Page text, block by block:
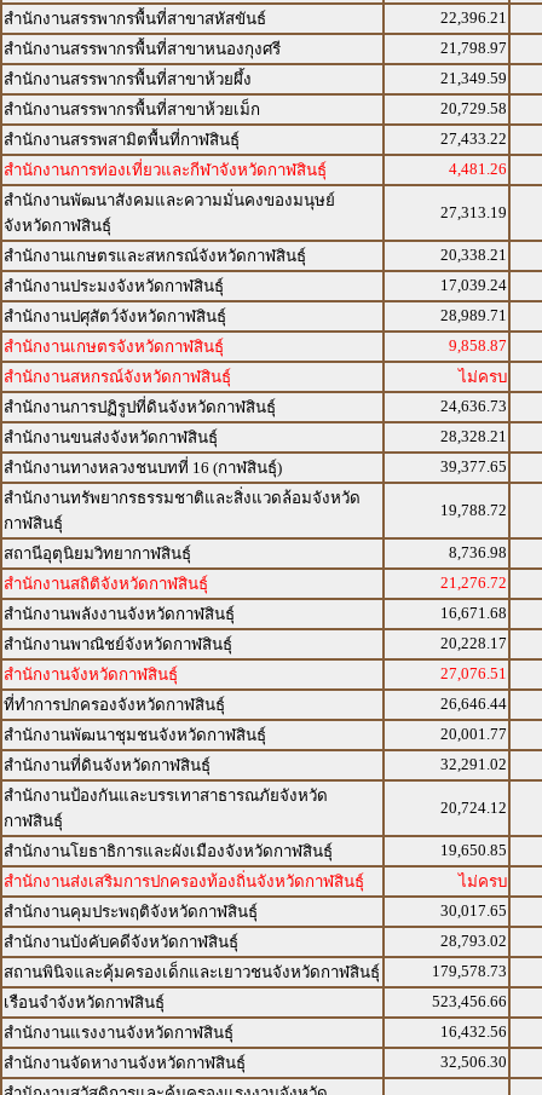
สำนักงานสรรพากรพื้นที่สาขาสหัสขันธ์
22,396.21
สำนักงานสรรพากรพื้นที่สาขาหนองกุงศรี
21,798.97
สำนักงานสรรพากรพื้นที่สาขาห้วยผึ้ง
21,349.59
สำนักงานสรรพากรพื้นที่สาขาห้วยเม็ก
20,729.58
สำนักงานสรรพสามิตพื้นที่กาฬสินธุ์
27,433.22
สำนักงานการท่องเที่ยวและกีฬาจังหวัดกาฬสินธุ์
4,481.26
สำนักงานพัฒนาสังคมและความมั่นคงของมนุษย์
จังหวัดกาฬสินธุ์
27,313.19
สำนักงานเกษตรและสหกรณ์จังหวัดกาฬสินธุ์
20,338.21
สำนักงานประมงจังหวัดกาฬสินธุ์
17,039.24
สำนักงานปศุสัตว์จังหวัดกาฬสินธุ์
28,989.71
สำนักงานเกษตรจังหวัดกาฬสินธุ์
9,858.87
สำนักงานสหกรณ์จังหวัดกาฬสินธุ์
ไม่ครบ
สำนักงานการปฏิรูปที่ดินจังหวัดกาฬสินธุ์
24,636.73
สำนักงานขนส่งจังหวัดกาฬสินธุ์
28,328.21
สำนักงานทางหลวงชนบทที่ 16 (กาฬสินธุ์)
39,377.65
สำนักงานทรัพยากรธรรมชาติและสิ่งแวดล้อมจังหวัด
กาฬสินธุ์
19,788.72
สถานีอุตุนิยมวิทยากาฬสินธุ์
8,736.98
สำนักงานสถิติจังหวัดกาฬสินธุ์
21,276.72
สำนักงานพลังงานจังหวัดกาฬสินธุ์
16,671.68
สำนักงานพาณิชย์จังหวัดกาฬสินธุ์
20,228.17
สำนักงานจังหวัดกาฬสินธุ์
27,076.51
ที่ทำการปกครองจังหวัดกาฬสินธุ์
26,646.44
สำนักงานพัฒนาชุมชนจังหวัดกาฬสินธุ์
20,001.77
สำนักงานที่ดินจังหวัดกาฬสินธุ์
32,291.02
สำนักงานป้องกันและบรรเทาสาธารณภัยจังหวัด
กาฬสินธุ์
20,724.12
สำนักงานโยธาธิการและผังเมืองจังหวัดกาฬสินธุ์
19,650.85
สำนักงานส่งเสริมการปกครองท้องถิ่นจังหวัดกาฬสินธุ์
ไม่ครบ
สำนักงานคุมประพฤติจังหวัดกาฬสินธุ์
30,017.65
สำนักงานบังคับคดีจังหวัดกาฬสินธุ์
28,793.02
สถานพินิจและคุ้มครองเด็กและเยาวชนจังหวัดกาฬสินธุ์
179,578.73
เรือนจำจังหวัดกาฬสินธุ์
523,456.66
สำนักงานแรงงานจังหวัดกาฬสินธุ์
16,432.56
สำนักงานจัดหางานจังหวัดกาฬสินธุ์
32,506.30